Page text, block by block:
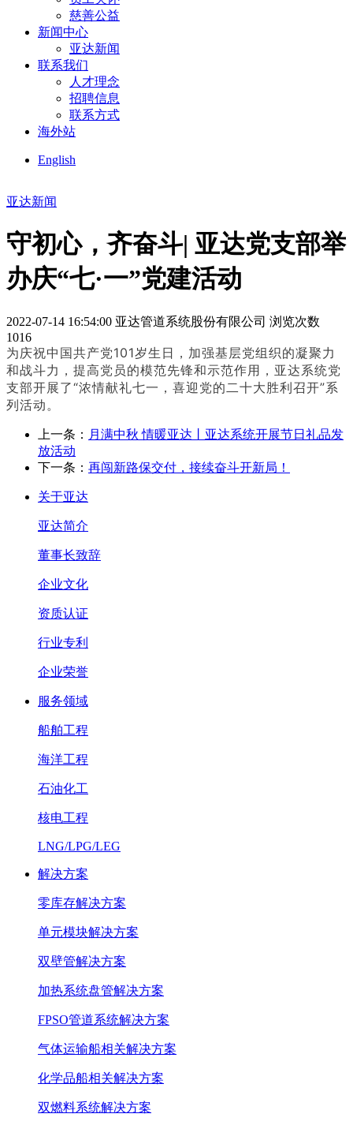
慈善公益
新闻中心
亚达新闻
联系我们
人才理念
招聘信息
联系方式
海外站
English
亚达新闻
守初心，齐奋斗| 亚达党支部举
办庆“七·一”党建活动
2022-07-14 16:54:00 亚达管道系统股份有限公司 浏览次数
1016
为庆祝中国共产党101岁生日，加强基层党组织的凝聚力
和战斗力，提高党员的模范先锋和示范作用，亚达系统党
支部开展了“浓情献礼七一，喜迎党的二十大胜利召开”系
列活动。
上一条： 月满中秋 情暖亚达丨亚达系统开展节日礼品发
放活动
下一条： 再闯新路保交付，接续奋斗开新局！
关于亚达
亚达简介
董事长致辞
企业文化
资质认证
行业专利
企业荣誉
服务领域
船舶工程
海洋工程
石油化工
核电工程
LNG/LPG/LEG
解决方案
零库存解决方案
单元模块解决方案
双壁管解决方案
加热系统盘管解决方案
FPSO管道系统解决方案
气体运输船相关解决方案
化学品船相关解决方案
双燃料系统解决方案